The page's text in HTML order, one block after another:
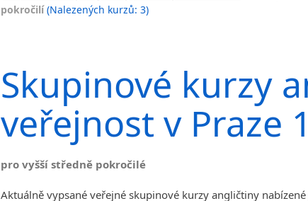
Jihlava
Chrudim
Děčín
Hodonín
Klatovy
Kolín
Most
pokročilí(Nalezených kurzů: 3)
Skupinové kurzy
veřejnost v Praze
pro vyšší středně pokročilé
Aktuálně vypsané veřejné skupinové kurzy angličtiny